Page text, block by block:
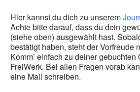
Hier kannst du dich zu unserem
Achte bitte darauf, dass du dein
(siehe oben) ausgewählt hast.
bestätigt haben, steht der Vorfreude
Komm’ einfach zu deiner
FreiWerk. Bei allen Fragen vorab
eine Mail schreiben.